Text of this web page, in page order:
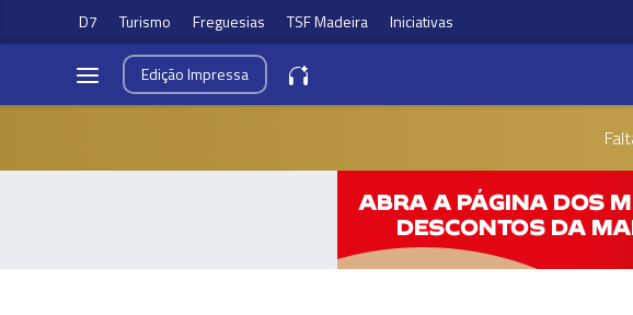
D7 Turismo Freguesias TSF Madeira Iniciativas
EdiçãoImpressa